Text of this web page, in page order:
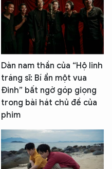
Dàn nam thần của “Hộ linh
tráng sĩ: Bí ẩn một vua
Đinh” bất ngờ góp giọng
trong bài hát chủ đề của
phim